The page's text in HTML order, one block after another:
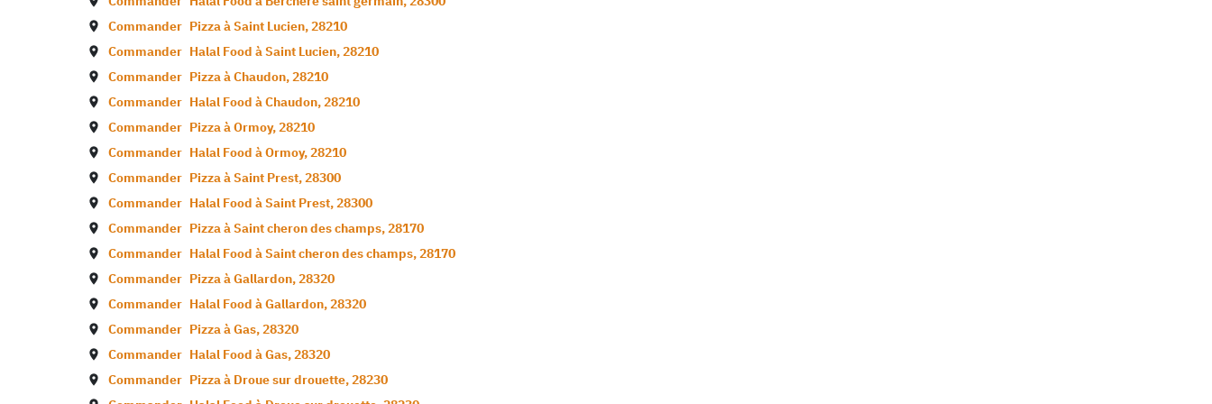
Commander Pizza àSaint Lucien,28210
Commander Halal Food àSaint Lucien,28210
Commander Pizza àChaudon,28210
Commander Halal Food àChaudon,28210
Commander Pizza àOrmoy,28210
Commander Halal Food àOrmoy,28210
Commander Pizza àSaint Prest,28300
Commander Halal Food àSaint Prest,28300
Commander Pizza àSaint cheron des champs,28170
Commander Halal Food àSaint cheron des champs,28170
Commander Pizza àGallardon,28320
Commander Halal Food àGallardon,28320
Commander Pizza àGas,28320
Commander Halal Food àGas,28320
Commander Pizza à Droue sur drouette,28230